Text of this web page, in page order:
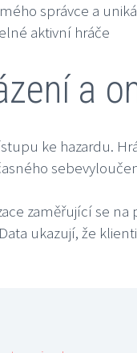
správce a
aktivní hráče
a
ke hazardu.
zaměřující se
ukazují, že